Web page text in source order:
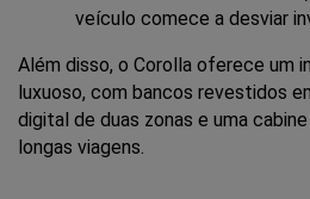
veículo comece a desviar
Além disso, o Corolla oferece um
luxuoso, com bancos revestidos
digital de duas zonas e uma
longas viagens.